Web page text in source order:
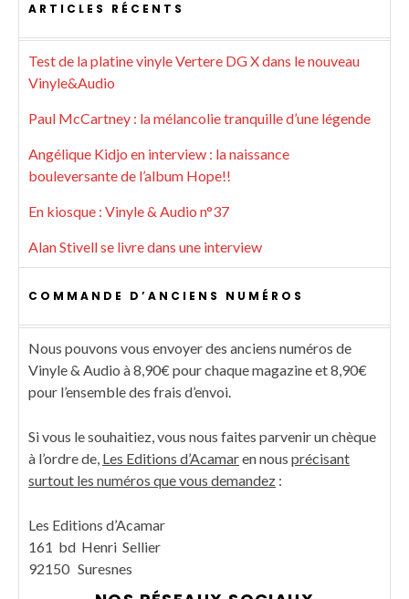
ARTICLES RÉCENTS
Test de la platine vinyle Vertere DG X dans le nouveau
Vinyle&Audio
Paul McCartney : la mélancolie tranquille d’une légende
Angélique Kidjo en interview : la naissance
bouleversante de l’album Hope!!
En kiosque : Vinyle & Audio n°37
Alan Stivell se livre dans une interview
COMMANDE D’ANCIENS NUMÉROS
Nous pouvons vous envoyer des anciens numéros de
Vinyle & Audio à 8,90€ pour chaque magazine et 8,90€
pour l’ensemble des frais d’envoi.
Si vous le souhaitiez, vous nous faites parvenir un chèque
à l’ordre de, Les Editions d’Acamaren nous précisant
surtout les numéros que vous demandez :
Les Editions d’Acamar
161 bd Henri Sellier
92150 Suresnes